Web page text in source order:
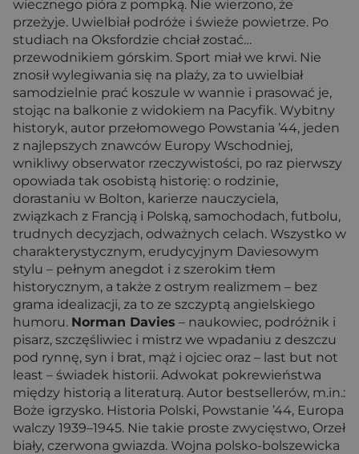
wiecznego pióra z pompką. Nie wierzono, że
przeżyje. Uwielbiał podróże i świeże powietrze. Po
studiach na Oksfordzie chciał zostać…
przewodnikiem górskim. Sport miał we krwi. Nie
znosił wylegiwania się na plaży, za to uwielbiał
samodzielnie prać koszule w wannie i prasować je,
stojąc na balkonie z widokiem na Pacyfik. Wybitny
historyk, autor przełomowego Powstania ’44, jeden
z najlepszych znawców Europy Wschodniej,
wnikliwy obserwator rzeczywistości, po raz pierwszy
opowiada tak osobistą historię: o rodzinie,
dorastaniu w Bolton, karierze nauczyciela,
związkach z Francją i Polską, samochodach, futbolu,
trudnych decyzjach, odważnych celach. Wszystko w
charakterystycznym, erudycyjnym Daviesowym
stylu – pełnym anegdot i z szerokim tłem
historycznym, a także z ostrym realizmem – bez
grama idealizacji, za to ze szczyptą angielskiego
humoru. Norman Davies – naukowiec, podróżnik i
pisarz, szczęśliwiec i mistrz we wpadaniu z deszczu
pod rynnę, syn i brat, mąż i ojciec oraz – last but not
least – świadek historii. Adwokat pokrewieństwa
między historią a literaturą. Autor bestsellerów, m.in.:
Boże igrzysko. Historia Polski, Powstanie ’44, Europa
walczy 1939–1945. Nie takie proste zwycięstwo, Orzeł
biały, czerwona gwiazda. Wojna polsko-bolszewicka